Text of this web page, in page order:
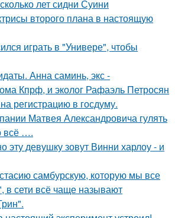
лет сидни Суини
второго плана в настоящую
играть в "Универе", чтобы
Анна саминь, экс -
Кпрф, и эколог Рафаэль Петросян
регистрацию в госдуму.
Матвея Александровича гулять
всё ….
эту девушку зовут Винни харлоу - и
самбурскую, которую мы все
в сети всё чаще называют